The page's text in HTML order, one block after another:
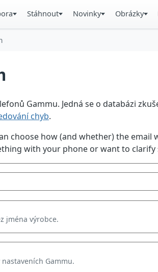
Stáhnout Novinky Obrázky
Gammu. Jedná se o databázi
chyb.
choose how (and whether) the
with your phone or want to
jména výrobce.
Gammu.